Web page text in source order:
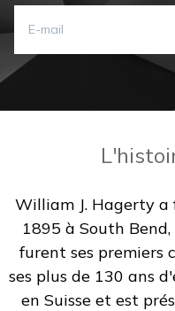
William J. Hagerty a
1895 à South
furent ses premiers
ses plus de 130 ans
en Suisse et est